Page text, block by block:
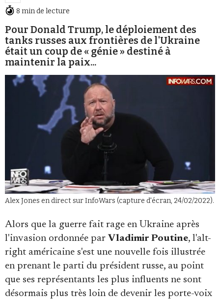
Newsletter
Faire un don
Demander à Vera
Se connecter
8 min de lecture
Pour Donald Trump, le déploiement des
tanks russes aux frontières de l'Ukraine
était un coup de « génie » destiné à
maintenir la paix...
Alex Jones en direct sur InfoWars (capture d'écran, 24/02/2022).
Alors que la guerre fait rage en Ukraine après
l'invasion ordonnée par Vladimir Poutine, l'alt-
right américaine s'est une nouvelle fois illustrée
en prenant le parti du président russe, au point
que ses représentants les plus influents ne sont
désormais plus très loin de devenir les porte-voix